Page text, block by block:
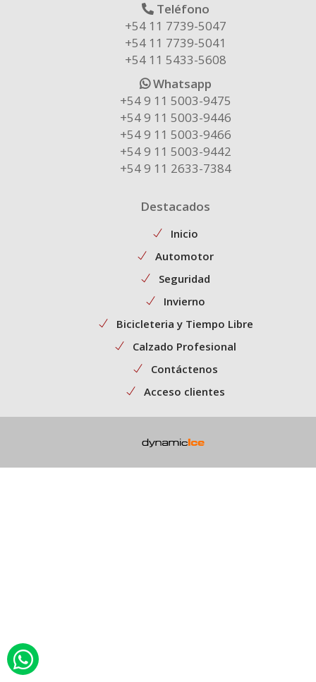
Teléfono
+54 11 7739-5047
+54 11 7739-5041
+54 11 5433-5608
Whatsapp
+54 9 11 5003-9475
+54 9 11 5003-9446
+54 9 11 5003-9466
+54 9 11 5003-9442
+54 9 11 2633-7384
Destacados
Inicio
Automotor
Seguridad
Invierno
Bicicleteria y Tiempo Libre
Calzado Profesional
Contáctenos
Acceso clientes